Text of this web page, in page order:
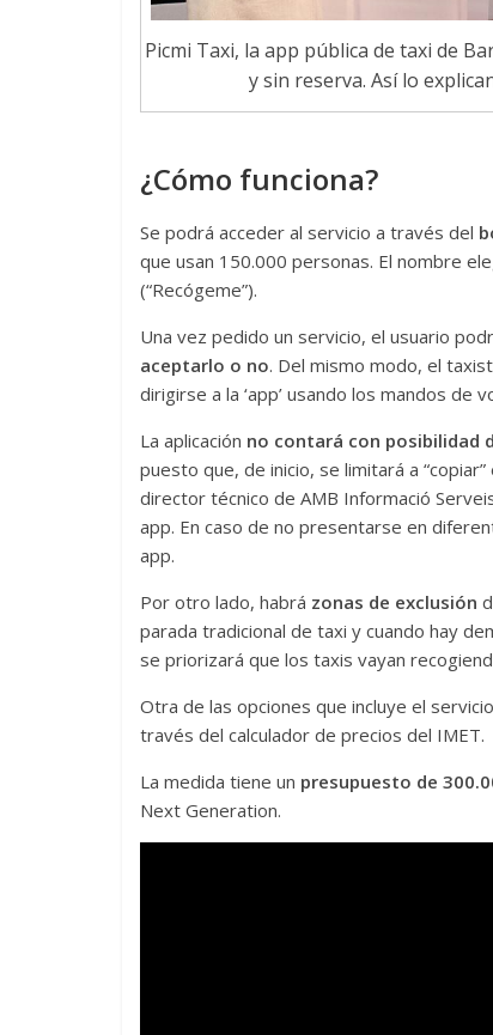
Picmi Taxi, la app pública de taxi de
y sin reserva. Así lo
¿Cómo funciona?
Se podrá acceder al servicio a través del
que usan 150.000 personas. El nombre
(“Recógeme”).
Una vez pedido un servicio, el usuario
aceptarlo o no. Del mismo modo, el
dirigirse a la ‘app’ usando los mandos de
La aplicación no contará con posibilidad
puesto que, de inicio, se limitará a
director técnico de AMB Informació
app. En caso de no presentarse en
app.
Por otro lado, habrá zonas de exclusión
parada tradicional de taxi y cuando hay
se priorizará que los taxis vayan
Otra de las opciones que incluye el
través del calculador de precios del IMET.
La medida tiene un presupuesto de
Next Generation.